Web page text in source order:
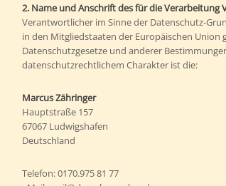
2. Name und Anschrift des für die Verarbeitung
Verantwortlicher im Sinne der Datenschutz-
in den Mitgliedstaaten der Europäischen Union
Datenschutzgesetze und anderer
datenschutzrechtlichem Charakter ist die:
Marcus Zähringer
Hauptstraße 157
67067 Ludwigshafen
Deutschland
Telefon: 0170.975 81 77